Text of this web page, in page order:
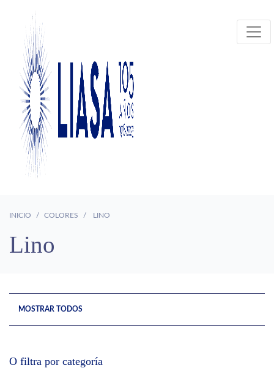
INICIO COLORES LINO
Lino
MOSTRAR TODOS
O filtra por categoría